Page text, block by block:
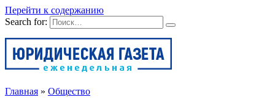
Перейти к содержанию
Search for:
Главная » Общество